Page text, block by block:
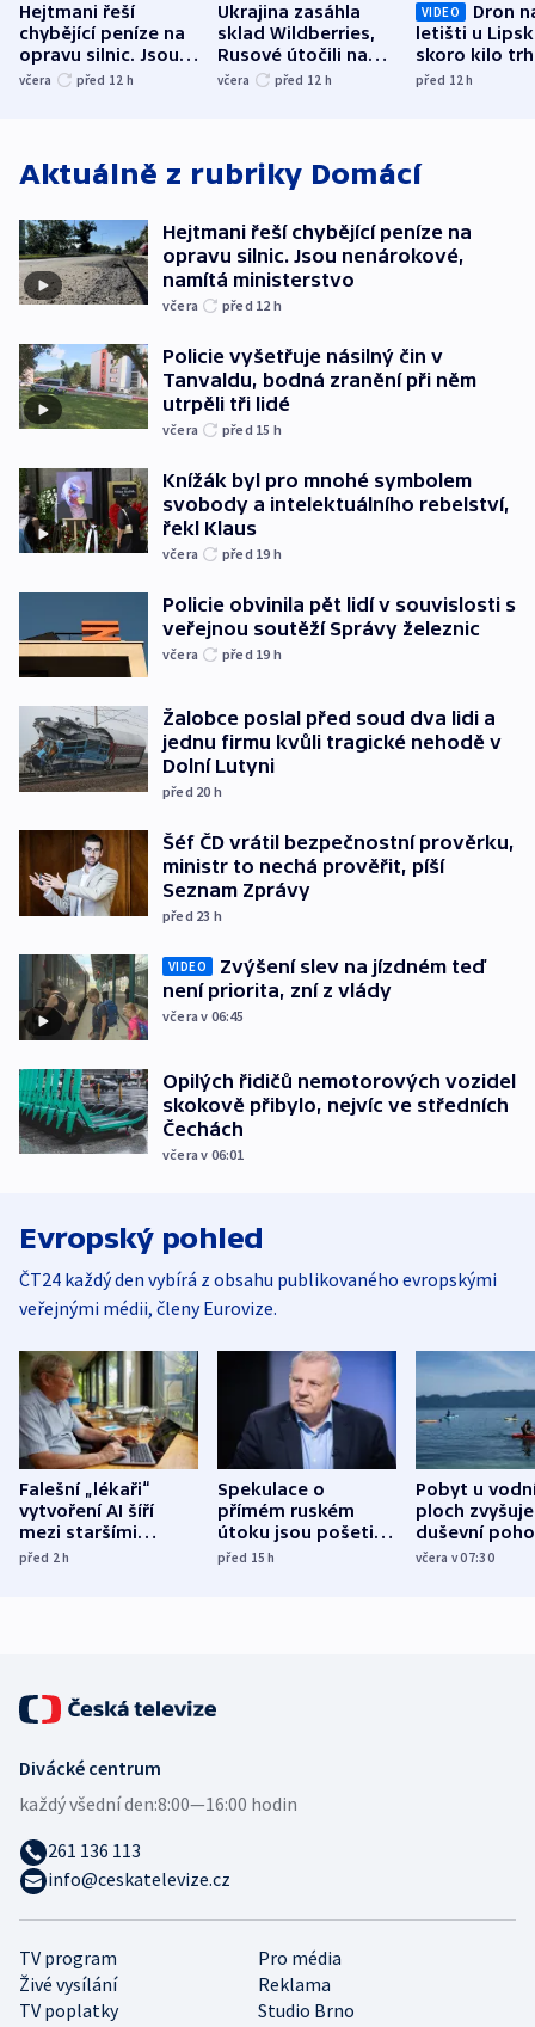
Hejtmani řeší
chybějící peníze na
opravu silnic. Jsou
nenárokové, namítá
včera před 12 h
Ukrajina zasáhla
sklad Wildberries,
Rusové útočili na
trh, hasiče či
včera před 12 h
VIDEO
Dron
letišti u
skoro kilo
indicie
před 12h
Aktuálně z rubriky Domácí
Hejtmani řeší chybějící peníze na
opravu silnic. Jsou nenárokové,
namítá ministerstvo
včera před 12 h
Policie vyšetřuje násilný čin v
Tanvaldu, bodná zranění při něm
utrpěli tři lidé
včera před 15 h
Knížák byl pro mnohé symbolem
svobody a intelektuálního rebelství,
řekl Klaus
včera před 19 h
Policie obvinila pět lidí v souvislosti s
veřejnou soutěží Správy železnic
včera před 19 h
Žalobce poslal před soud dva lidi a
jednu firmu kvůli tragické nehodě v
Dolní Lutyni
před 20 h
Šéf ČD vrátil bezpečnostní prověrku,
ministr to nechá prověřit, píší
Seznam Zprávy
před 23 h
VIDEO
Zvýšení slev na jízdném teď
není priorita, zní z vlády
včera v 06:45
Opilých řidičů nemotorových vozidel
skokově přibylo, nejvíc ve středních
Čechách
včera v 06:01
Evropský pohled
ČT24 každý den vybírá z obsahu publikovaného evropskými
veřejnými médii, členy Eurovize.
Falešní „lékaři“
vytvoření AI šíří
mezi staršími
Poláky nebezpečné
před 2h
Spekulace o
přímém ruském
útoku jsou pošetilé,
míní estonský
před 15h
Pobyt u
ploch zvyšuje
duševní
ukázala
včera v 07:30
TV program
Pro média
Živé vysílání
Reklama
TV poplatky
Studio Brno
Divácké centrum
každý všední den:8:00—16:00 hodin
261 136 113
info@ceskatelevize.cz